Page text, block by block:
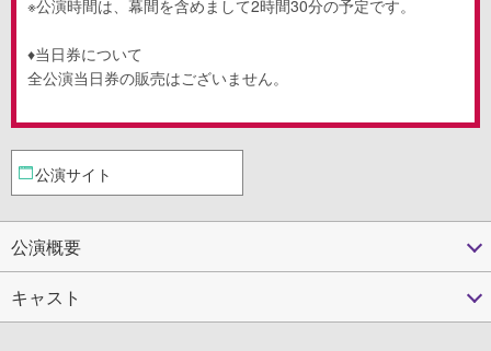
※公演時間は、幕間を含めまして2時間30分の予定です。
♦当日券について
全公演当日券の販売はございません。
公演サイト
公演概要
キャスト